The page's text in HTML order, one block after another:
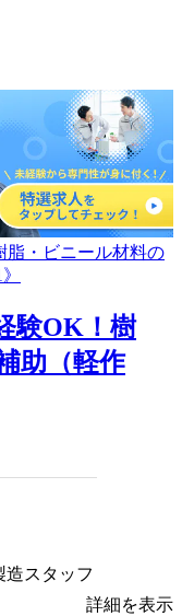
験OK！樹
助（軽作
造スタッフ
詳細を表示